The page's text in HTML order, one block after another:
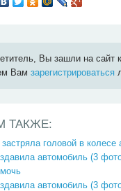
Вы зашли на сайт
Вамзарегистрироваться
ТАКЖЕ:
головой в колесе
автомобиль (3
автомобиль (3